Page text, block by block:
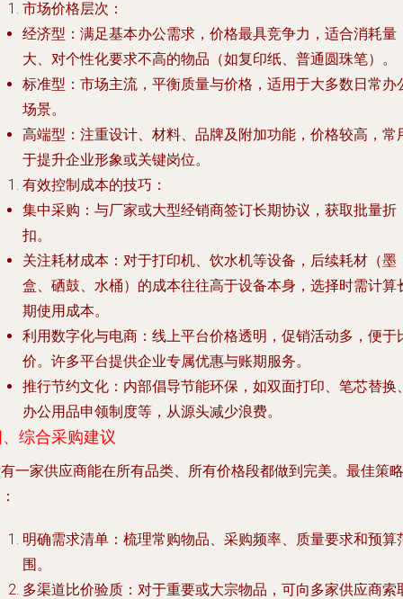
市场价格层次 ：
经济型 ：满足基本办公需求，价格最具竞争力，适合消耗量
大、对个性化要求不高的物品（如复印纸、普通圆珠笔）。
标准型 ：市场主流，平衡质量与价格，适用于大多数日常办
场景。
高端型 ：注重设计、材料、品牌及附加功能，价格较高，常
于提升企业形象或关键岗位。
有效控制成本的技巧 ：
集中采购 ：与厂家或大型经销商签订长期协议，获取批量折
扣。
关注耗材成本 ：对于打印机、饮水机等设备，后续耗材（墨
盒、硒鼓、水桶）的成本往往高于设备本身，选择时需计算
期使用成本。
利用数字化与电商 ：线上平台价格透明，促销活动多，便于
价。许多平台提供企业专属优惠与账期服务。
推行节约文化 ：内部倡导节能环保，如双面打印、笔芯替换
办公用品申领制度等，从源头减少浪费。
综合采购建议
一家供应商能在所有品类、所有价格段都做到完美。最佳策略
明确需求清单 ：梳理常购物品、采购频率、质量要求和预算
围。
多渠道比价验质 ：对于重要或大宗物品，可向多家供应商索